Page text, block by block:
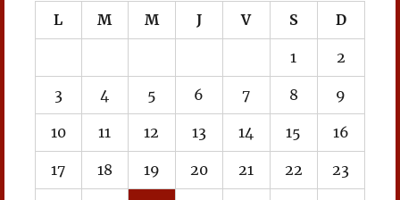
L M M J V S D
1 2
3 4 5 6 7 8 9
10 11 12 13 14 15 16
17 18 19 20 21 22 23